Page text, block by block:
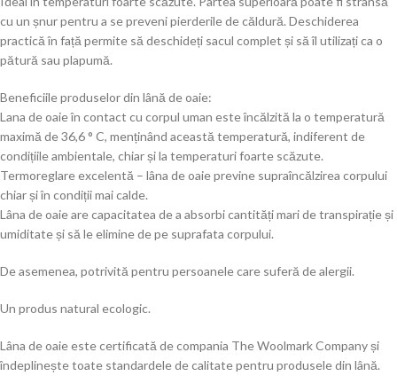
cu un șnur pentru a se preveni pierderile de căldură. Deschiderea
practică în față permite să deschideți sacul complet și să îl utilizați ca o
pătură sau plapumă.
Beneficiile produselor din lână de oaie:
Lana de oaie în contact cu corpul uman este încălzită la o temperatură
maximă de 36,6 ° C, menținând această temperatură, indiferent de
condițiile ambientale, chiar și la temperaturi foarte scăzute.
Termoreglare excelentă – lâna de oaie previne supraîncălzirea corpului
chiar și în condiții mai calde.
Lâna de oaie are capacitatea de a absorbi cantități mari de transpirație și
umiditate și să le elimine de pe suprafata corpului.
De asemenea, potrivită pentru persoanele care suferă de alergii.
Un produs natural ecologic.
Lâna de oaie este certificată de compania The Woolmark Company și
îndeplinește toate standardele de calitate pentru produsele din lână.